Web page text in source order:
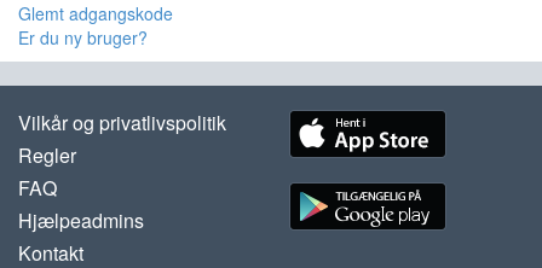
Glemt adgangskode
Er du ny bruger?
Vilkår og privatlivspolitik
Regler
FAQ
Hjælpeadmins
Kontakt